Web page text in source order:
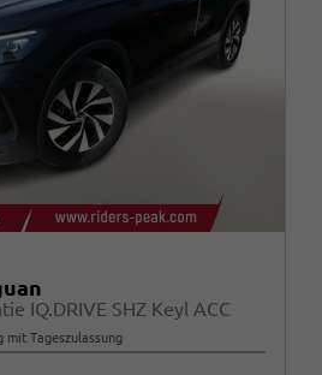
IQ.DRIVE SHZ Keyl ACC
mit Tageszulassung